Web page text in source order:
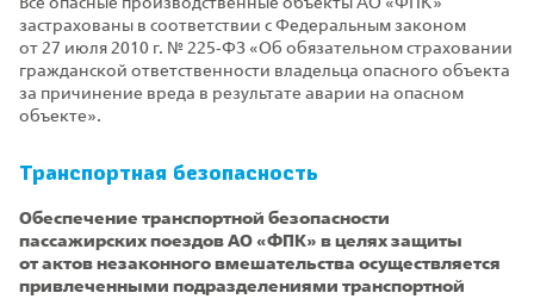
Все опасные производственные объекты АО «ФПК»
застрахованы в соответствии с Федеральным законом
от 27 июля 2010 г. № 225‑ФЗ «Об обязательном страховании
гражданской ответственности владельца опасного объекта
за причинение вреда в результате аварии на опасном
объекте».
Транспортная безопасность
Обеспечение транспортной безопасности
пассажирских поездов АО «ФПК» в целях защиты
от актов незаконного вмешательства осуществляется
привлеченными подразделениями транспортной